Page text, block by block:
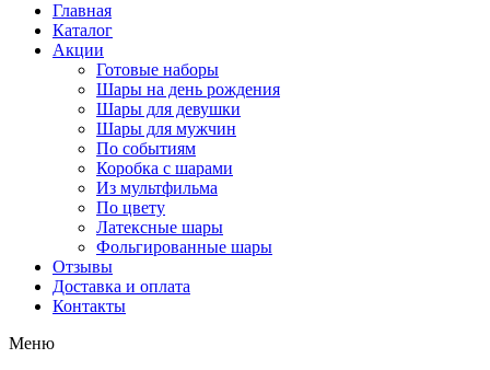
Главная
Каталог
Акции
Готовые наборы
Шары на день рождения
Шары для девушки
Шары для мужчин
По событиям
Коробка с шарами
Из мультфильма
По цвету
Латексные шары
Фольгированные шары
Отзывы
Доставка и оплата
Контакты
Меню